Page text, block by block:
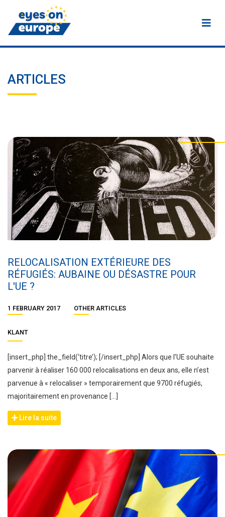
Eyes on Europe
ARTICLES
RELOCALISATION EXTÉRIEURE DES
RÉFUGIÉS: AUBAINE OU DÉSASTRE POUR
L'UE ?
1 FEBRUARY 2017 OTHER ARTICLES
KLANT
[insert_php] the_field(‘titre’); [/insert_php] Alors que l’UE souhaite
parvenir à réaliser 160 000 relocalisations en deux ans, elle n’est
parvenue à « relocaliser » temporairement que 9700 réfugiés,
majoritairement en provenance […]
Lire la suite